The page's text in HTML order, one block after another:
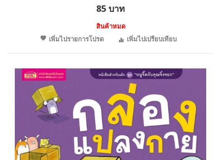
85 บาท
สินค้าหมด
เพิ่มไปรายการโปรด
เพิ่มไปเปรียบเทียบ